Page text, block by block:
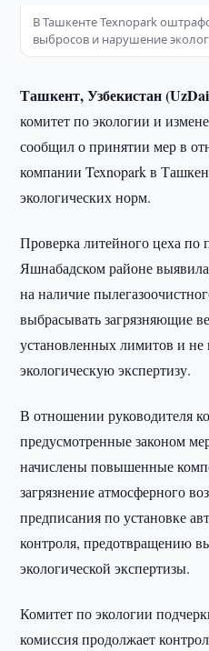
В Ташкенте Texnopark
выбросов и нарушение
Ташкент, Узбекистан
комитет по экологии и
сообщил о принятии мер в
компании Texnopark в
экологических норм.
Проверка литейного цеха по
Яшнабадском районе
на наличие
выбрасывать загрязняющие
установленных лимитов и
экологическую экспертизу.
В отношении руководителя
предусмотренные законом
начислены повышенные
загрязнение атмосферного
предписания по установке
контроля, предотвращению
экологической экспертизы.
Комитет по экологии
комиссия продолжает